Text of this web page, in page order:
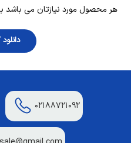
هر محصول مورد نیازتان می باشد
۰۲۱۸۸۷۲۱۰۹۲